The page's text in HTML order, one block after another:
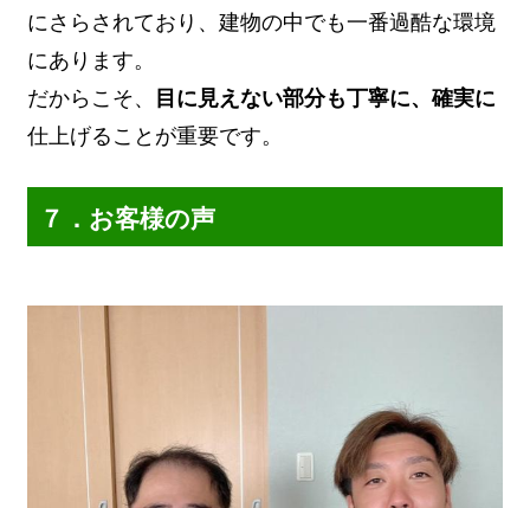
にさらされており、建物の中でも一番過酷な環境
にあります。
だからこそ、
目に見えない部分も丁寧に、確実に
仕上げることが重要です。
７．お客様の声